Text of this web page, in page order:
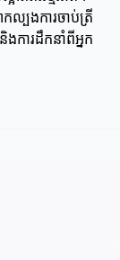
កល្បងការចាប់ត្រី
ងការដឹកនាំពីអ្នក